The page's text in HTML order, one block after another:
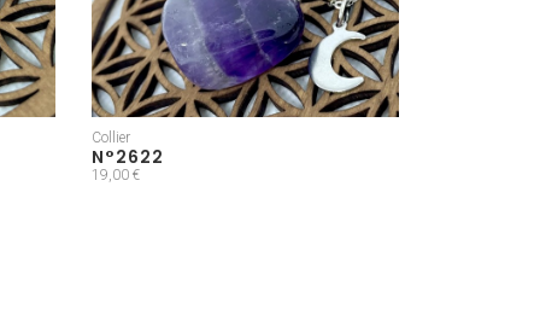
Collier
N°2622
19,00 €